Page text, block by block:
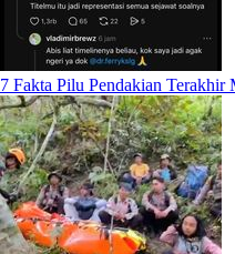
7 Fakta Pilu Pendakian